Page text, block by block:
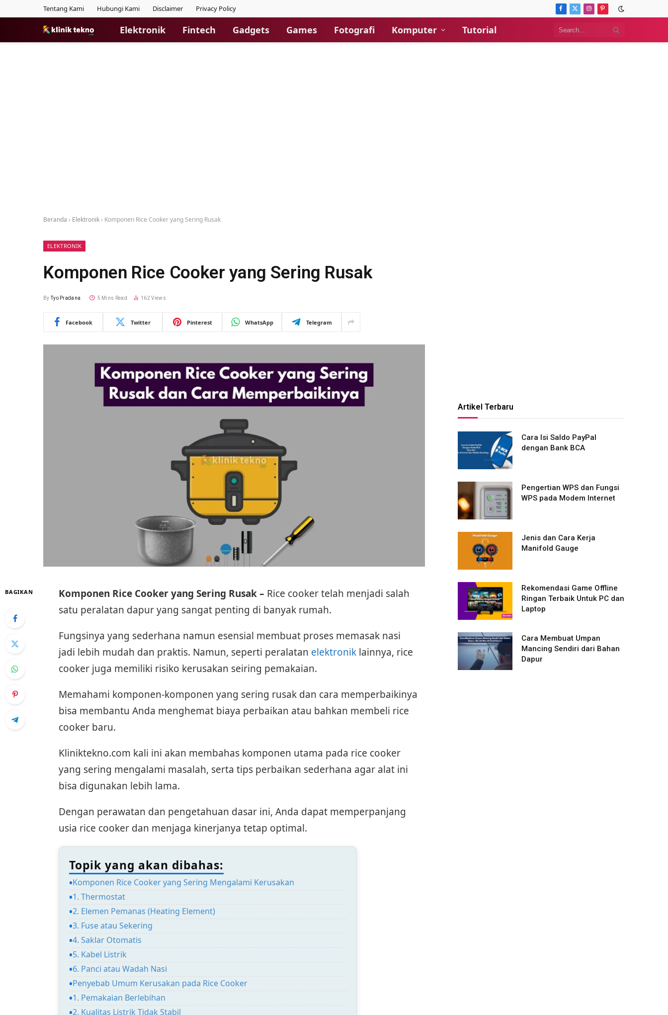
Tentang Kami Hubungi Kami Disclaimer Privacy Policy Facebook
X
Instagram
Pinterest
Elektronik Fintech Gadgets Games Fotografi Komputer Tutorial
Beranda › Elektronik › Komponen Rice Cooker yang Sering Rusak
ELEKTRONIK
Komponen Rice Cooker yang Sering Rusak
By Tyo Pradana 5 Mins Read 162Views
Facebook Twitter Pinterest WhatsApp Telegram
BAGIKAN Komponen Rice Cooker yang Sering Rusak – Rice cooker telah menjadi salah
satu peralatan dapur yang sangat penting di banyak rumah.
Fungsinya yang sederhana namun esensial membuat proses memasak nasi
jadi lebih mudah dan praktis. Namun, seperti peralatan elektroniklainnya, rice
cooker juga memiliki risiko kerusakan seiring pemakaian.
Memahami komponen-komponen yang sering rusak dan cara memperbaikinya
bisa membantu Anda menghemat biaya perbaikan atau bahkan membeli rice
cooker baru.
Kliniktekno.com kali ini akan membahas komponen utama pada rice cooker
yang sering mengalami masalah, serta tips perbaikan sederhana agar alat ini
bisa digunakan lebih lama.
Dengan perawatan dan pengetahuan dasar ini, Anda dapat memperpanjang
usia rice cooker dan menjaga kinerjanya tetap optimal.
Topik yang akan dibahas:
Komponen Rice Cooker yang Sering Mengalami Kerusakan
1. Thermostat
2. Elemen Pemanas (Heating Element)
3. Fuse atau Sekering
4. Saklar Otomatis
5. Kabel Listrik
6. Panci atau Wadah Nasi
Penyebab Umum Kerusakan pada Rice Cooker
1. Pemakaian Berlebihan
2. Kualitas Listrik Tidak Stabil
Artikel Terbaru
Cara Isi Saldo PayPal
dengan Bank BCA
Pengertian WPS dan Fungsi
WPS pada Modem Internet
Jenis dan Cara Kerja
Manifold Gauge
Rekomendasi Game Offline
Ringan Terbaik Untuk PC dan
Laptop
Cara Membuat Umpan
Mancing Sendiri dari Bahan
Dapur